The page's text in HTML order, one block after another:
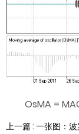
OsMA =
上一篇 : 一张图：